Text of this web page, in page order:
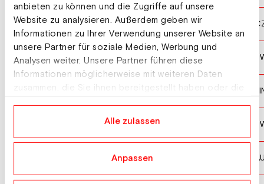
anbieten zu können und die Zugriffe auf unsere
Website zu analysieren. Außerdem geben wir
Informationen zu Ihrer Verwendung unserer Website an
unsere Partner für soziale Medien, Werbung und
Analysen weiter. Unsere Partner führen diese
Informationen möglicherweise mit weiteren Daten
zusammen, die Sie ihnen bereitgestellt haben oder die
Alle zulassen
Anpassen
14 NOVAK Michal
15 EKBERG Johan
ROSJOE Eric
MOSER Benjamin